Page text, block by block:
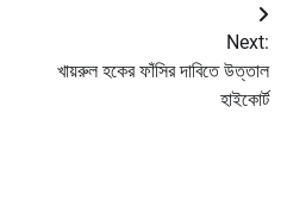
Next:
খায়রুল হকের ফাঁসির দাবিতে উত্তাল
হাইকোর্ট